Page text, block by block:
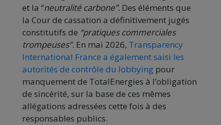
et la “neutralité carbone”. Des éléments que
la Cour de cassation a définitivement jugés
constitutifs de “pratiques commerciales
trompeuses”. En mai 2026, Transparency
International France a également saisi les
autorités de contrôle du lobbying pour
manquement de TotalEnergies à l’obligation
de sincérité, sur la base de ces mêmes
allégations adressées cette fois à des
responsables publics.